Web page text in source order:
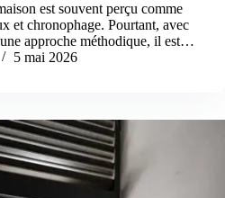
est souvent perçu comme
et chronophage. Pourtant, avec
approche méthodique, il est…
5 mai 2026